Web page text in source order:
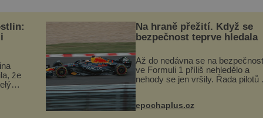
že
Na hraně přežití. Když se
bezpečnost teprve hledala
Až do nedávna se na bezpečnost
ve Formuli 1 příliš nehledělo a
nehody se jen vršily. Řada pilotů
poznala na vlastní kůži, často s
trvalými následky nebo bohužel i
ztrátou života. Dnes
epochaplus.cz